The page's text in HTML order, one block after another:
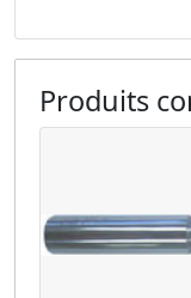
Produits